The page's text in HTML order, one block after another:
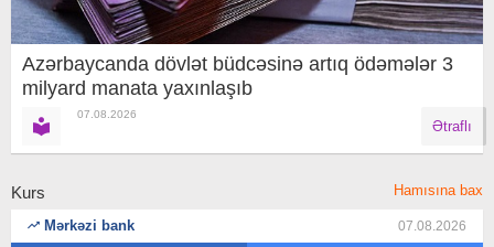
Azərbaycanda dövlət büdcəsinə artıq ödəmələr 3
milyard manata yaxınlaşıb
07.08.2026
Ətraflı
Kurs Hamısına bax
Mərkəzi bank 07.08.2026